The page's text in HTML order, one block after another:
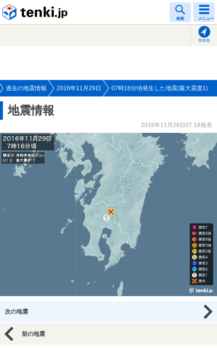
検索 メニュー
現在地
過去の地震情報 2016年11月29日 07時16分頃発生した地震(最大震度1)
地震情報
2016年11月29日07:18発表
次の地震
前の地震